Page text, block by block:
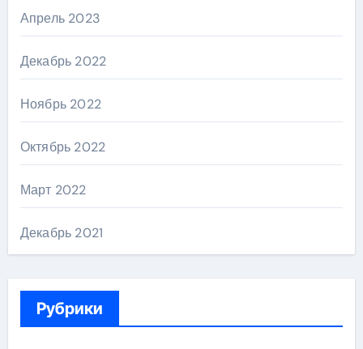
Апрель 2023
Декабрь 2022
Ноябрь 2022
Октябрь 2022
Март 2022
Декабрь 2021
Рубрики